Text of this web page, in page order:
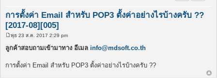
การตั้งค่า Email สำหรับ POP3 ตั้งค่าอย่างไรบ้างครับ ??
[2017-08][005]
โ
พ
ส
พุธ 23 ส.ค. 2017 2:29 pm
ลูกค้าสอบถามเข้ามาทาง อีเมล info@mdsoft.co.th
การตั้งค่า Email สำหรับ POP3 ตั้งค่าอย่างไรบ้างครับ ??